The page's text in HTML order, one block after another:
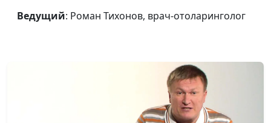
Как научиться
Александр Сахаров,
взаимоотношениям
#71
Александр Сахаров,
священнослужитель,
Ведущий: Роман Тихонов, врач-отоларинголог